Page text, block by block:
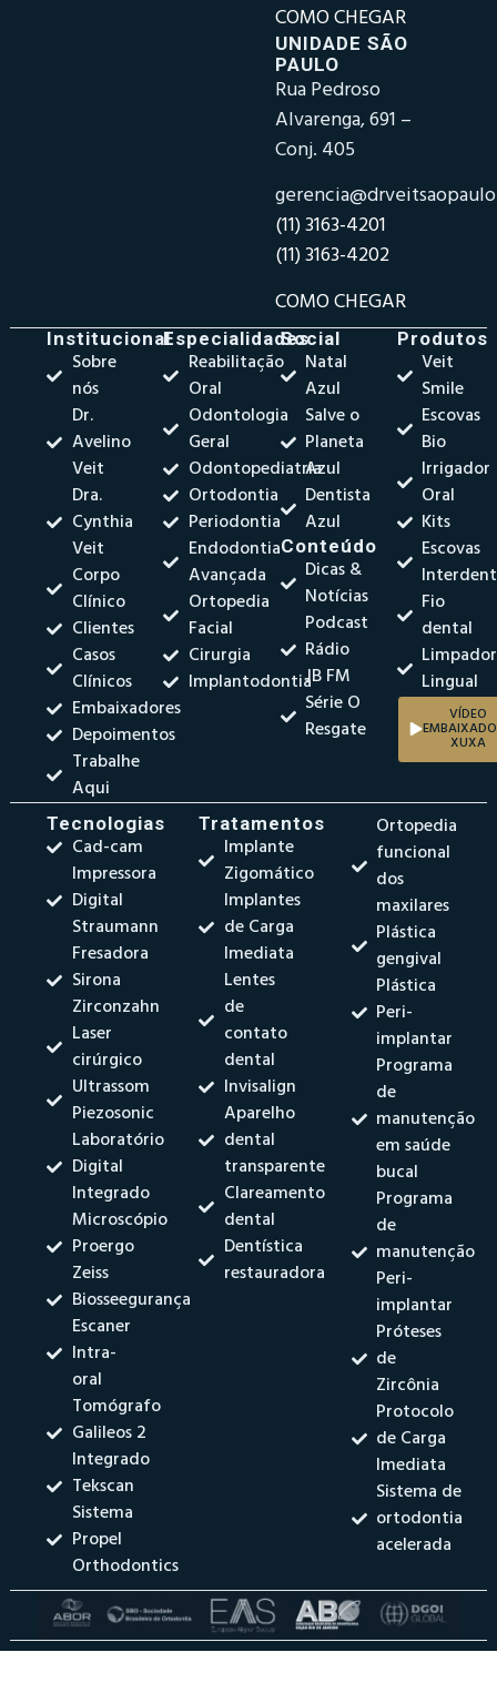
COMO CHEGAR
UNIDADE SÃO
PAULO
Rua Pedroso
Alvarenga, 691 –
Conj. 405
(11) 3163-4201
(11) 3163-4202
COMO CHEGAR
Institucional
Sobre
nós
Dr.
Avelino
Veit
Dra.
Cynthia
Veit
Corpo
Clínico
Clientes
Casos
Clínicos
Embaixadores
Depoimentos
Trabalhe
Aqui
Especialidades
Reabilitação
Oral
Odontologia
Geral
Odontopediatria
Ortodontia
Periodontia
Endodontia
Avançada
Ortopedia
Facial
Cirurgia
Implantodontia
Social
Natal
Azul
Salve o
Planeta
Azul
Dentista
Azul
Conteúdo
Dicas &
Notícias
Podcast
Rádio
JB FM
Série O
Resgate
Produtos
Veit
Smile
Escovas
Bio
Irrigador
Oral
Kits
Escovas
Fio
dental
Limpador
Lingual
VÍDEO
XUXA
Tecnologias
Cad-cam
Impressora
Digital
Straumann
Fresadora
Sirona
Zirconzahn
Laser
cirúrgico
Ultrassom
Piezosonic
Laboratório
Digital
Integrado
Microscópio
Proergo
Zeiss
Biosseegurança
Escaner
Intra-
oral
Tomógrafo
Galileos 2
Integrado
Tekscan
Sistema
Propel
Orthodontics
Tratamentos
Implante
Zigomático
Implantes
de Carga
Imediata
Lentes
de
contato
dental
Invisalign
Aparelho
dental
transparente
Clareamento
dental
Dentística
restauradora
Ortopedia
funcional
dos
maxilares
Plástica
gengival
Plástica
Peri-
implantar
Programa
de
manutenção
em saúde
bucal
Programa
de
manutenção
Peri-
implantar
Próteses
de
Zircônia
Protocolo
de Carga
Imediata
Sistema de
ortodontia
acelerada